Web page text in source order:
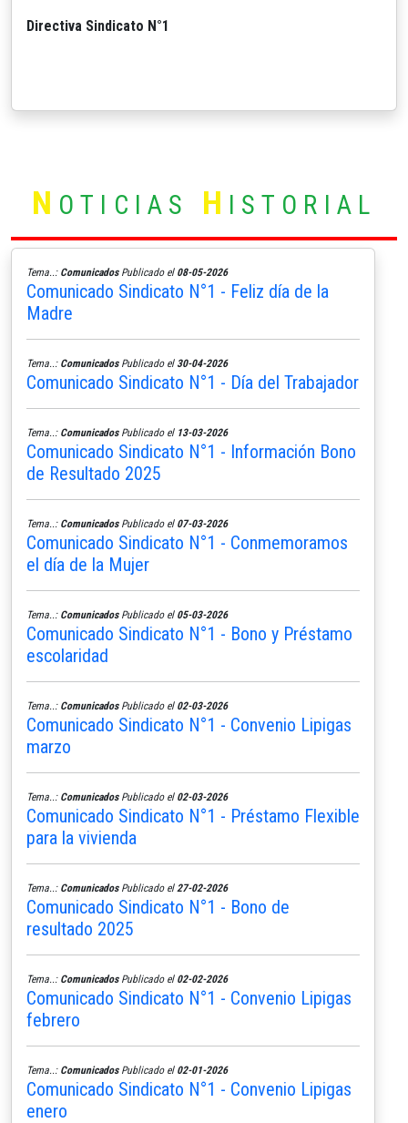
Directiva Sindicato N°1
N OTICIAS H ISTORIAL
Tema..: ComunicadosPublicado el 08-05-2026
Comunicado Sindicato N°1 - Feliz día de la
Madre
Tema..: ComunicadosPublicado el 30-04-2026
Comunicado Sindicato N°1 - Día del Trabajador
Tema..: ComunicadosPublicado el 13-03-2026
Comunicado Sindicato N°1 - Información Bono
de Resultado 2025
Tema..: ComunicadosPublicado el 07-03-2026
Comunicado Sindicato N°1 - Conmemoramos
el día de la Mujer
Tema..: ComunicadosPublicado el 05-03-2026
Comunicado Sindicato N°1 - Bono y Préstamo
escolaridad
Tema..: ComunicadosPublicado el 02-03-2026
Comunicado Sindicato N°1 - Convenio Lipigas
marzo
Tema..: ComunicadosPublicado el 02-03-2026
Comunicado Sindicato N°1 - Préstamo Flexible
para la vivienda
Tema..: ComunicadosPublicado el 27-02-2026
Comunicado Sindicato N°1 - Bono de
resultado 2025
Tema..: ComunicadosPublicado el 02-02-2026
Comunicado Sindicato N°1 - Convenio Lipigas
febrero
Tema..: ComunicadosPublicado el 02-01-2026
Comunicado Sindicato N°1 - Convenio Lipigas
enero